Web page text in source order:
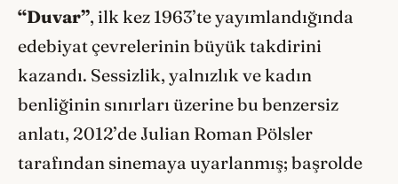
“Duvar”, ilk kez 1963’te yayımlandığında
edebiyat çevrelerinin büyük takdirini
kazandı. Sessizlik, yalnızlık ve kadın
benliğinin sınırları üzerine bu benzersiz
anlatı, 2012’de Julian Roman Pölsler
tarafından sinemaya uyarlanmış; başrolde